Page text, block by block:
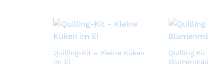
Quilling-Kit – Kleine Küken
im Ei
Quilling Kit